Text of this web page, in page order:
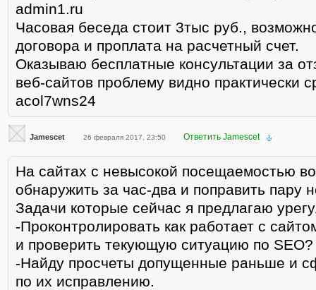
admin1.ru
Часовая беседа стоит 3тыс руб.,
договора и проплата на расчетный счет.
Оказываю бесплатные консультации за
веб-сайтов проблему видно практически
acol7wns24
Jamescet 26 февраля 2017, 23:50 Ответить Jamescet
На сайтах с невысокой посещаемостью
обнаружить за час-два и поправить пару
Задачи которые сейчас я предлагаю
-Проконтролировать как работает с
и проверить текующую ситуацию по SEO?
-Найду просчеты допущенные раньше и
по их исправлению.